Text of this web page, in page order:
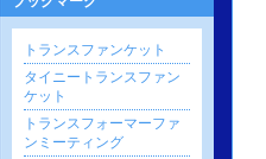
トランスファンケット
タイニートランスファン
ケット
トランスフォーマーファ
ンミーティング